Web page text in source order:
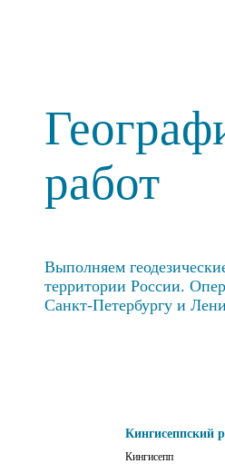
работ
Выполняем
территории России.
Санкт-Петербургу и
Кингисеппский
Кингисепп